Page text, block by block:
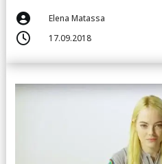
 Elena Matassa
 17.09.2018